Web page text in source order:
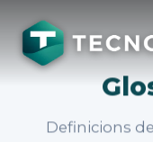
Definicions